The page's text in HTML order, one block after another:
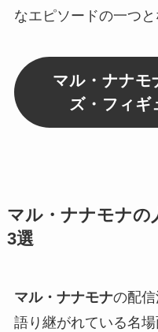
なエピソードの一つと
マル・ナナモ
ズ・フィギ
マル・ナナモナの
3選
マル・ナナモナの配
語り継がれている名